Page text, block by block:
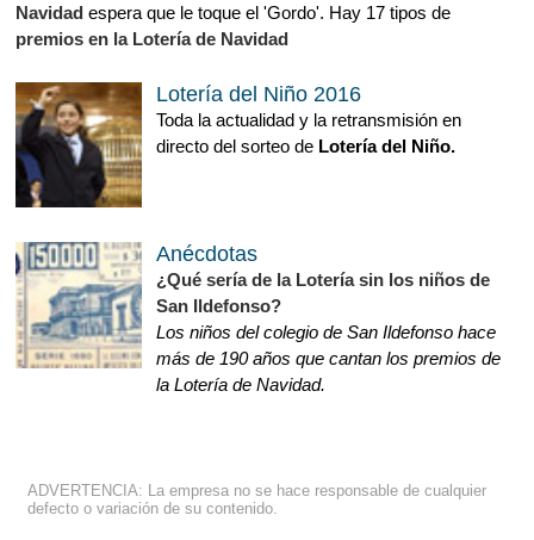
Navidad espera que le toque el 'Gordo'. Hay 17 tipos de
premios en la Lotería de Navidad
Lotería del Niño 2016
Toda la actualidad y la retransmisión en
directo del sorteo de Lotería del Niño.
Anécdotas
¿Qué sería de la Lotería sin los niños de
San Ildefonso?
Los niños del colegio de San Ildefonso hace
más de 190 años que cantan los premios de
la Lotería de Navidad.
ADVERTENCIA: La empresa no se hace responsable de cualquier
defecto o variación de su contenido.